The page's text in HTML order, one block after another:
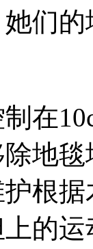
们
10c
地
根
的